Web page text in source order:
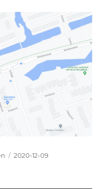
Posted
2020-12-09